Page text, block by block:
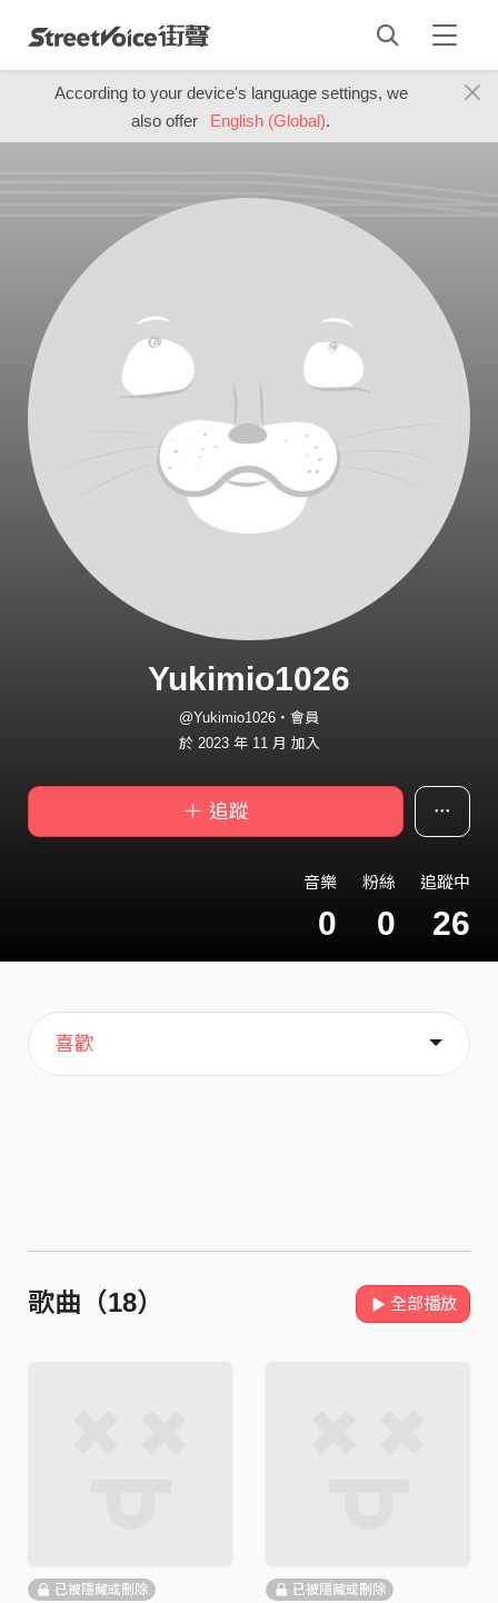
According to your device's language settings, we
also offer
English (Global).
Yukimio1026
@Yukimio1026・會員
於 2023 年 11 月 加入
＋ 追蹤
音樂
0
粉絲
0
追蹤中
26
主頁
歌單
喜歡
關於
歌曲（18） 全部播放
已被隱藏或刪除 已被隱藏或刪除